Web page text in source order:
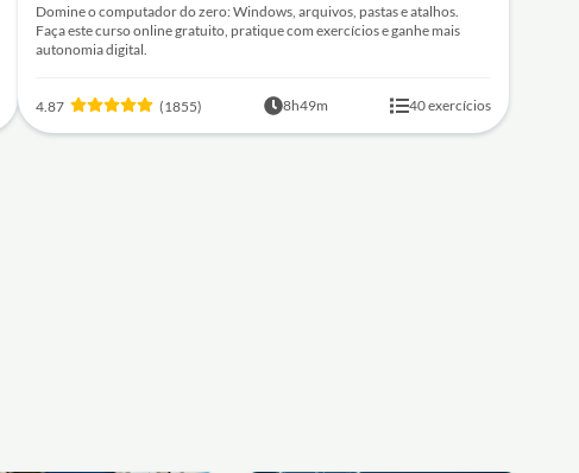
Domine o computador do zero: Windows, arquivos, pastas e atalhos.
Faça este curso online gratuito, pratique com exercícios e ganhe mais
autonomia digital.
4.87 (1855) 8h49m 40 exercícios